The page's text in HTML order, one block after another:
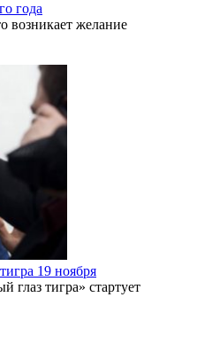
года
возникает желание
19 ноября
глаз тигра» стартует